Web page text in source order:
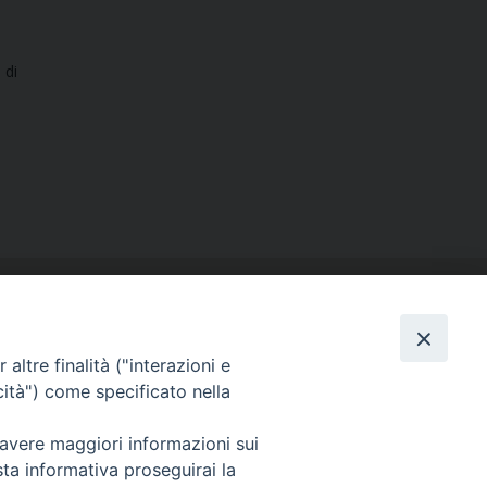
di
Facebook
Instagram
X YouTube
altre finalità ("interazioni e
come specificato nella
maggiori informazioni sui
informativa proseguirai la